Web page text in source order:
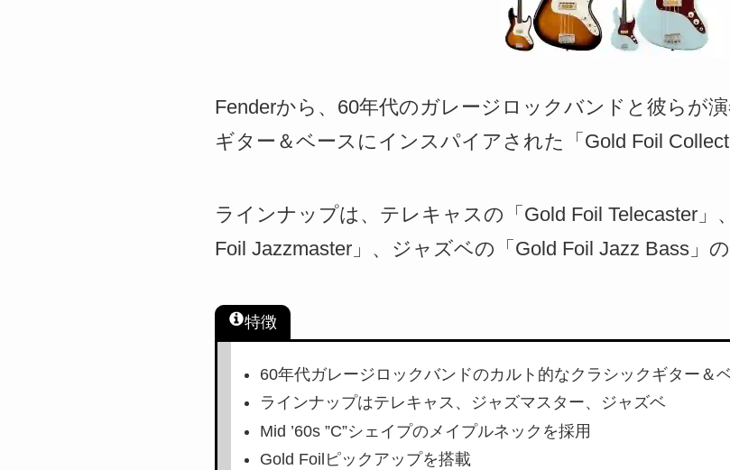
Fenderから、60年代のガレージロックバンドと彼らが
ギター＆ベースにインスパイアされた「Gold Foil
ラインナップは、テレキャスの「Gold Foil Telecaster」
Foil Jazzmaster」、ジャズベの「Gold Foil Jazz Bass」の
特徴
60年代ガレージロックバンドのカルト的なクラシックギター＆
ラインナップはテレキャス、ジャズマスター、ジャズベ
Mid ’60s ”C”シェイプのメイプルネックを採用
Gold Foilピックアップを搭載